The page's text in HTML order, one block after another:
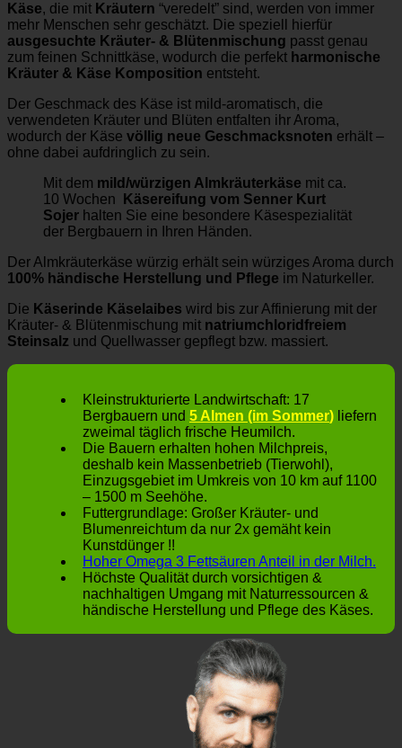
Käse, die mit Kräutern “veredelt” sind, werden von immer
mehr Menschen sehr geschätzt. Die speziell hierfür
ausgesuchte Kräuter- & Blütenmischung passt genau
zum feinen Schnittkäse, wodurch die perfekt harmonische
Kräuter & Käse Komposition entsteht.
Der Geschmack des Käse ist mild-aromatisch, die
verwendeten Kräuter und Blüten entfalten ihr Aroma,
wodurch der Käse völlig neue Geschmacksnoten erhält –
ohne dabei aufdringlich zu sein.
Mit dem mild/würzigen Almkräuterkäse mit ca.
10 Wochen
Käsereifung vom Senner Kurt
Sojer halten Sie eine besondere Käsespezialität
der Bergbauern in Ihren Händen.
Der Almkräuterkäse würzig erhält sein würziges Aroma durch
100% händische Herstellung und Pflege im Naturkeller.
Die Käserinde Käselaibes wird bis zur Affinierung mit der
Kräuter- & Blütenmischung mit natriumchloridfreiem
Steinsalz und Quellwasser gepflegt bzw. massiert.
Kleinstrukturierte Landwirtschaft: 17
Bergbauern und 5 Almen (im Sommer) liefern
zweimal täglich frische Heumilch.
Die Bauern erhalten hohen Milchpreis,
deshalb kein Massenbetrieb (Tierwohl),
Einzugsgebiet im Umkreis von 10 km auf 1100
– 1500 m Seehöhe.
Futtergrundlage: Großer Kräuter- und
Blumenreichtum da nur 2x gemäht kein
Kunstdünger !!
Hoher Omega 3 Fettsäuren Anteil in der Milch.
Höchste Qualität durch vorsichtigen &
nachhaltigen Umgang mit Naturressourcen &
händische Herstellung und Pflege des Käses.